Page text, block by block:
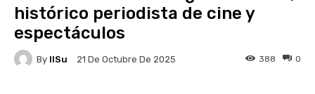
histórico periodista de cine y
espectáculos
By IlSu 21 De Octubre De 2025 0
388